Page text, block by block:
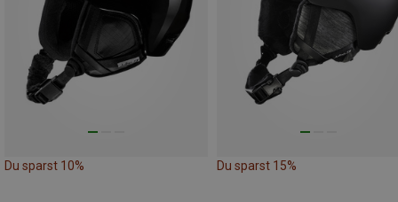
Du sparst 10% Du sparst 15%